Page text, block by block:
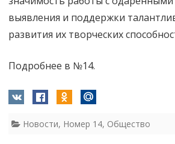
выявления и поддержки
развития их творческих
Подробнее в №14.
Новости, Номер 14, Общество